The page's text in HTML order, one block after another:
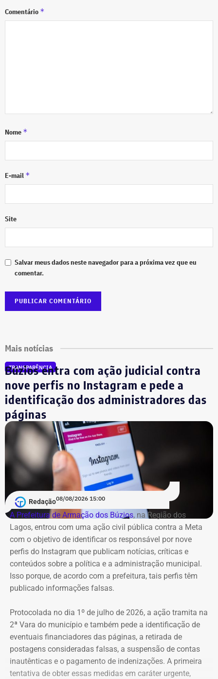
Comentário *
Nome *
E-mail *
Site
Salvar meus dados neste navegador para a próxima vez que eu
comentar.
Mais notícias
TRANSPARÊNCIA
Búzios entra com ação judicial contra
nove perfis no Instagram e pede a
identificação dos administradores das
páginas
Redação08/08/2026 15:00
A Prefeitura de Armação dos Búzios, na Região dos
Lagos, entrou com uma ação civil pública contra a Meta
com o objetivo de identificar os responsável por nove
perfis do Instagram que publicam notícias, críticas e
conteúdos sobre a política e a administração municipal.
Isso porque, de acordo com a prefeitura, tais perfis têm
publicado informações falsas.
Protocolada no dia 1º de julho de 2026, a ação tramita na
2ª Vara do município e também pede a identificação de
eventuais financiadores das páginas, a retirada de
postagens consideradas falsas, a suspensão de contas
inautênticas e o pagamento de indenizações. A primeira
tentativa de obter essas medidas em caráter urgente,